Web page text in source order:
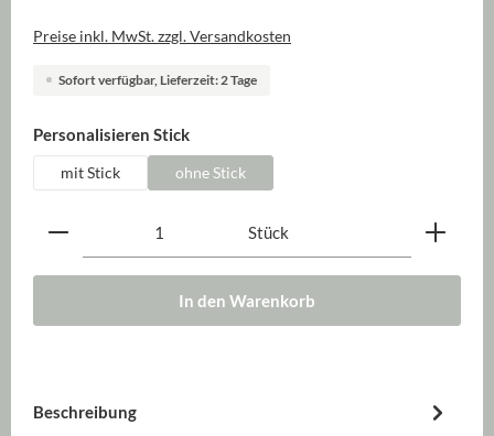
Preise inkl. MwSt. zzgl. Versandkosten
Sofort verfügbar, Lieferzeit: 2 Tage
Personalisieren Stickauswählen
mit Stick ohne Stick
Produkt Anzahl: Gib den gewünschten Wert ein
Stück
In den Warenkorb
Beschreibung